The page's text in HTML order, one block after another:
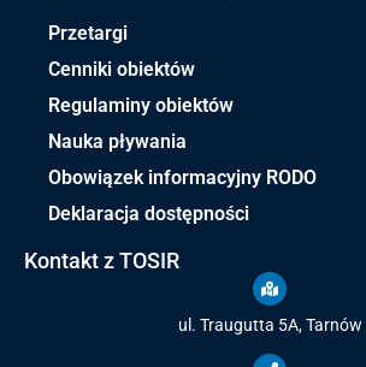
Przetargi
Cenniki obiektów
Regulaminy obiektów
Nauka pływania
Obowiązek informacyjny RODO
Deklaracja dostępności
Kontakt z TOSIR
ul. Traugutta 5A, Tarnów